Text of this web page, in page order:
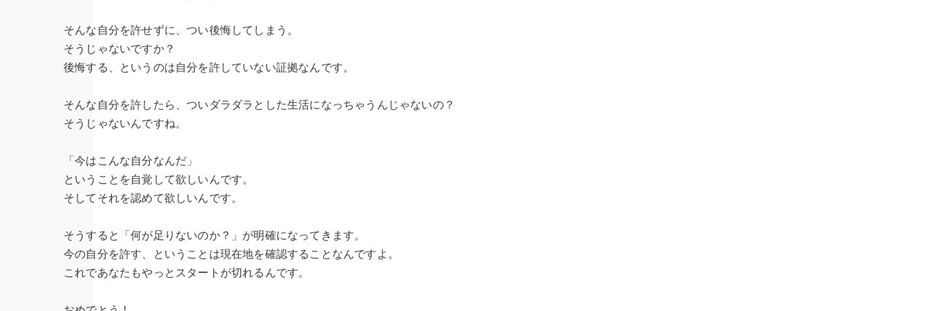
そんな自分を許せずに、つい後悔してしまう。
そうじゃないですか？
後悔する、というのは自分を許していない証拠なんです。
そんな自分を許したら、ついダラダラとした生活になっちゃうんじゃないの？
そうじゃないんですね。
「今はこんな自分なんだ」
ということを自覚して欲しいんです。
そしてそれを認めて欲しいんです。
そうすると「何が足りないのか？」が明確になってきます。
今の自分を許す、ということは現在地を確認することなんですよ。
これであなたもやっとスタートが切れるんです。